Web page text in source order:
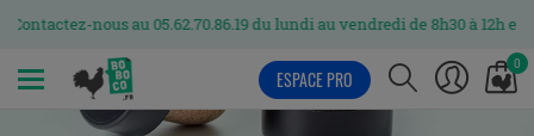
Contactez-nous au 05.62.70.86.19 du lundi au vendredi de 8h30 à 12h et de
0
ESPACE PRO